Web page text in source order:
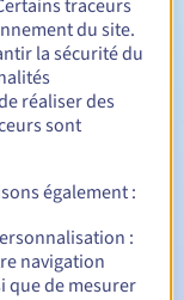
Entre 1 et 10 ans
3 jours avant la
traceurs
du site.
la sécurité du
réaliser des
sont
également :
:
navigation
que de mesurer